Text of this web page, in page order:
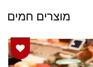
מוצרים חמים